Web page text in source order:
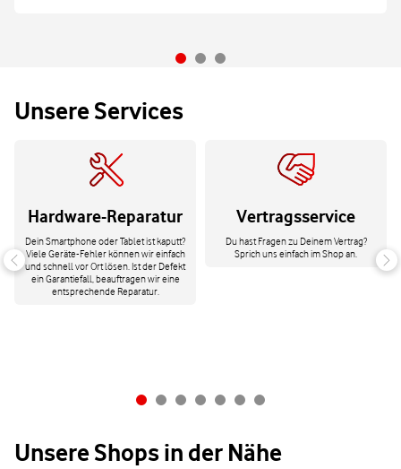
Unsere Services
Hardware-Reparatur
Dein Smartphone oder Tablet ist kaputt?
Viele Geräte-Fehler können wir einfach
und schnell vor Ort lösen. Ist der Defekt
ein Garantiefall, beauftragen wir eine
entsprechende Reparatur.
Vertragsservice
Du hast Fragen zu Deinem Vertrag?
Sprich uns einfach im Shop an.
Unsere Shops in der Nähe